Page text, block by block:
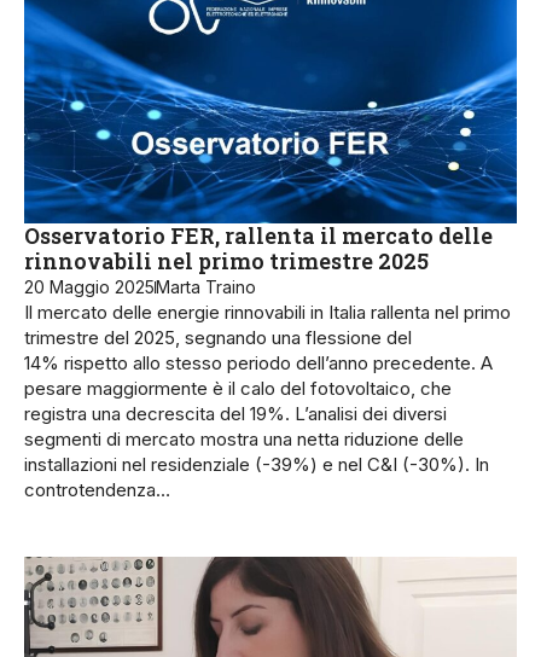
Osservatorio FER, rallenta il mercato delle
rinnovabili nel primo trimestre 2025
20 Maggio 2025Marta Traino
Il mercato delle energie rinnovabili in Italia rallenta nel primo
trimestre del 2025, segnando una flessione del
14% rispetto allo stesso periodo dell’anno precedente. A
pesare maggiormente è il calo del fotovoltaico, che
registra una decrescita del 19%. L’analisi dei diversi
segmenti di mercato mostra una netta riduzione delle
installazioni nel residenziale (-39%) e nel C&I (-30%). In
controtendenza…